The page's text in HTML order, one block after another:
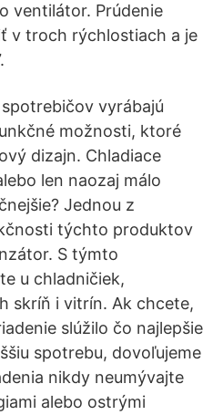
ventilátor. Prúdenie
v troch rýchlostiach a je
vyrábajú
možnosti, ktoré
dizajn. Chladiace
len naozaj málo
Jednou z
týchto produktov
S týmto
u chladničiek,
skríň i vitrín. Ak chcete,
slúžilo čo najlepšie
spotrebu, dovoľujeme
nikdy neumývajte
alebo ostrými